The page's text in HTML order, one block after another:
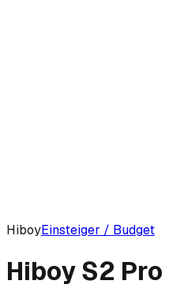
HiboyEinsteiger / Budget
Hiboy S2 Pro